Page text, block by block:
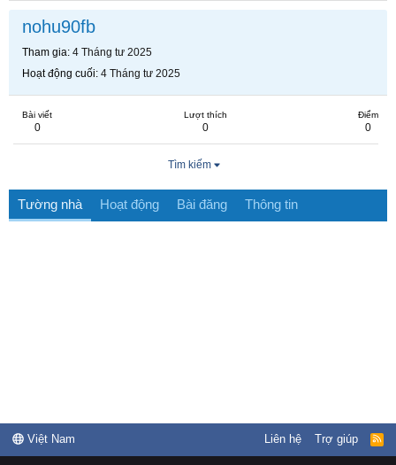
nohu90fb
Tham gia 4 Tháng tư 2025
Hoạt động cuối 4 Tháng tư 2025
Bài viết
0
Lượt thích
0
Điểm
0
Tìm kiếm
Tường nhà Hoạt động Bài đăng Thông tin
Việt Nam Liên hệ Trợ giúp
R